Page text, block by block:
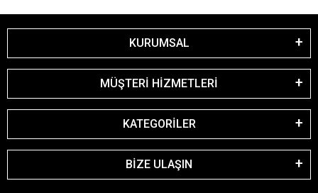
KURUMSAL
MÜŞTERİ HİZMETLERİ
KATEGORİLER
BİZE ULAŞIN